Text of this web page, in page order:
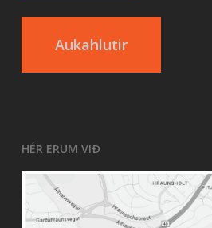
Aukahlutir
HÉR ERUM VIÐ